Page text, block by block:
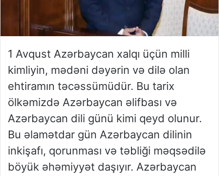
1 Avqust Azərbaycan xalqı üçün milli
kimliyin, mədəni dəyərin və dilə olan
ehtiramın təcəssümüdür. Bu tarix
ölkəmizdə Azərbaycan əlifbası və
Azərbaycan dili günü kimi qeyd olunur.
Bu əlamətdar gün Azərbaycan dilinin
inkişafı, qorunması və təbliği məqsədilə
böyük əhəmiyyət daşıyır. Azərbaycan